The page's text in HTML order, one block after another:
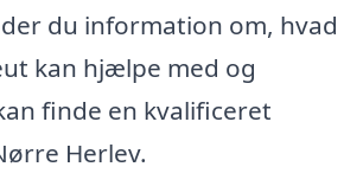
du information om, hvad
kan hjælpe med og
finde en kvalificeret
Herlev.